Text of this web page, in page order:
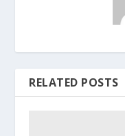
RELATED POSTS